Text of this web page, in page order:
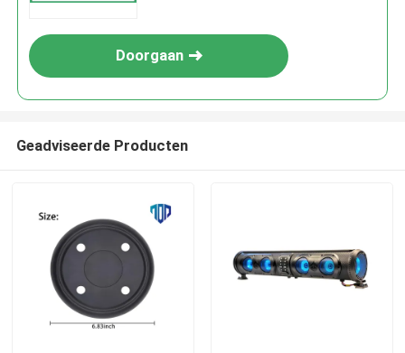
Doorgaan
Geadviseerde Producten